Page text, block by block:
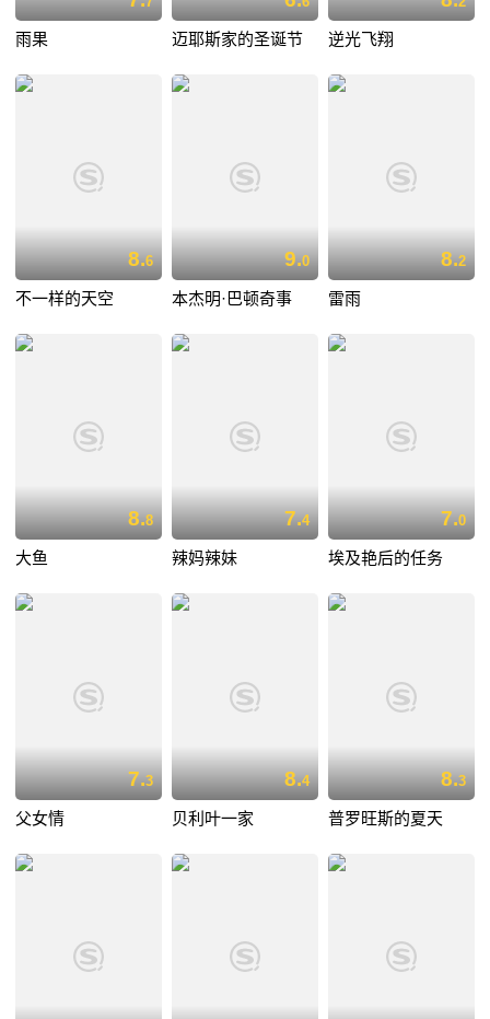
雨果 迈耶斯家的圣诞节 逆光飞翔
8.6
不一样的天空
9.0
本杰明·巴顿奇事
8.2
雷雨
8.8
大鱼
7.4
辣妈辣妹
7.0
埃及艳后的任务
7.3
父女情
8.4
贝利叶一家
8.3
普罗旺斯的夏天